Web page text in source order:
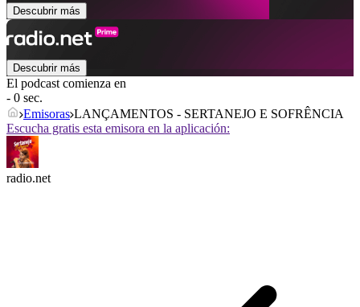
Descubrir más
Descubrir más
El podcast comienza en
- 0 sec.
Emisoras LANÇAMENTOS - SERTANEJO E SOFRÊNCIA
Escucha gratis esta emisora en la aplicación:
radio.net